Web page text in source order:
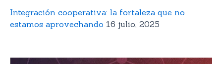
Integración cooperativa: la fortaleza que no
estamos aprovechando 16 julio, 2025